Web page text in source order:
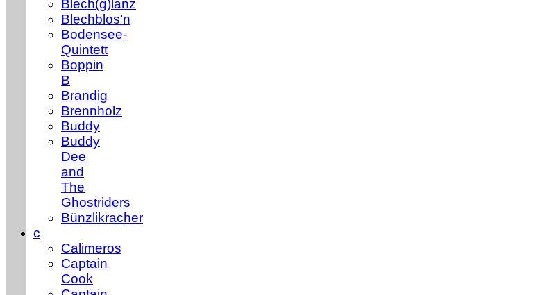
Blech(g)lanz
Blechblos’n
Bodensee-
Quintett
Boppin
B
Brandig
Brennholz
Buddy
Buddy
Dee
and
The
Ghostriders
Bünzlikracher
c
Calimeros
Captain
Cook